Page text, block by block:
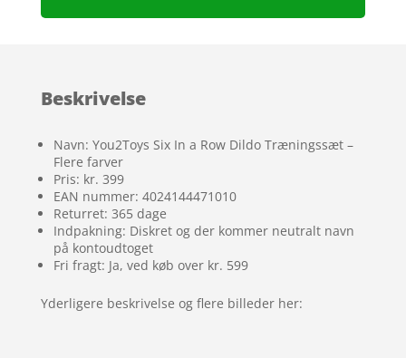
Beskrivelse
Navn: You2Toys Six In a Row Dildo Træningssæt –
Flere farver
Pris: kr. 399
EAN nummer: 4024144471010
Returret: 365 dage
Indpakning: Diskret og der kommer neutralt navn
på kontoudtoget
Fri fragt: Ja, ved køb over kr. 599
Yderligere beskrivelse og flere billeder her: